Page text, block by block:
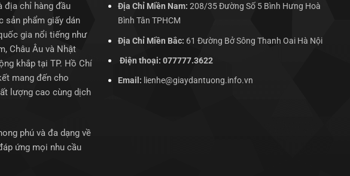
địa chỉ hàng đầu
sản phẩm giấy dán
gia nổi tiếng như
Châu Âu và Nhật
khắp tại TP. Hồ Chí
mang đến cho
lượng cao cùng dịch
phú và đa dạng về
ứng mọi nhu cầu
Địa Chỉ Miền Nam: 208/35 Đường Số 5 Bình Hưng Hoà
Bình Tân TPHCM
Địa Chỉ Miền Bắc: 61 Đường Bở Sông Thanh Oai Hà Nội
Điện thoại: 077777.3622
Email: lienhe@giaydantuong.info.vn